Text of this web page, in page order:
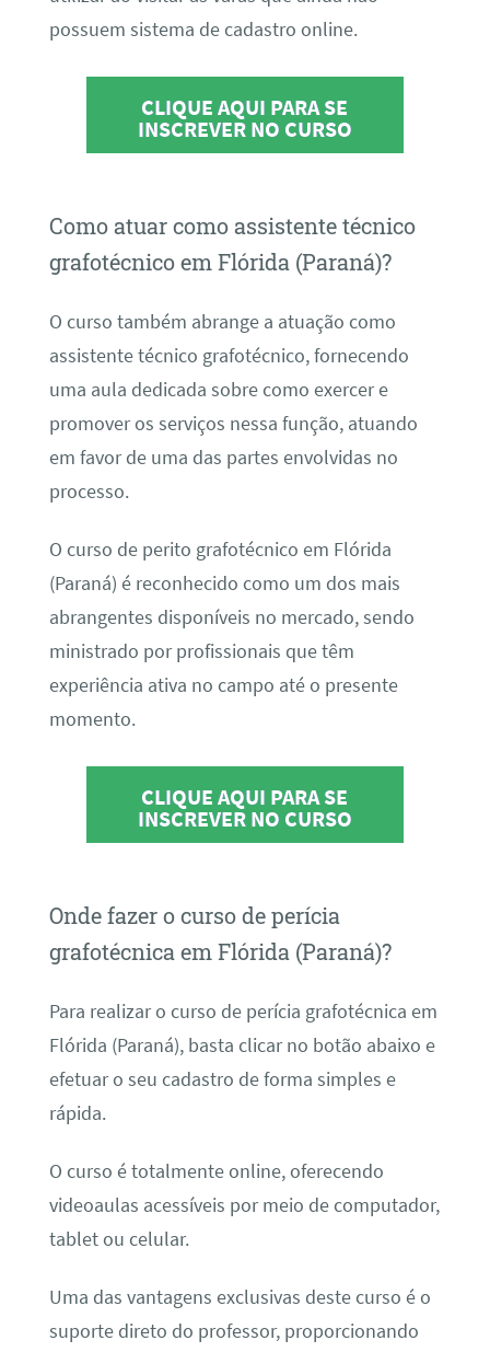
possuem sistema de cadastro online.
CLIQUE AQUI PARA SE
INSCREVER NO CURSO
Como atuar como assistente técnico
grafotécnico em Flórida (Paraná)?
O curso também abrange a atuação como
assistente técnico grafotécnico, fornecendo
uma aula dedicada sobre como exercer e
promover os serviços nessa função, atuando
em favor de uma das partes envolvidas no
processo.
O curso de perito grafotécnico em Flórida
(Paraná) é reconhecido como um dos mais
abrangentes disponíveis no mercado, sendo
ministrado por profissionais que têm
experiência ativa no campo até o presente
momento.
CLIQUE AQUI PARA SE
INSCREVER NO CURSO
Onde fazer o curso de perícia
grafotécnica em Flórida (Paraná)?
Para realizar o curso de perícia grafotécnica em
Flórida (Paraná), basta clicar no botão abaixo e
efetuar o seu cadastro de forma simples e
rápida.
O curso é totalmente online, oferecendo
videoaulas acessíveis por meio de computador,
tablet ou celular.
Uma das vantagens exclusivas deste curso é o
suporte direto do professor, proporcionando